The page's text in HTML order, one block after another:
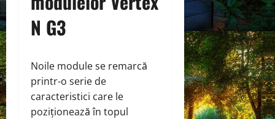
N G3
Noile module se remarcă
printr-o serie de
caracteristici care le
poziționează în topul